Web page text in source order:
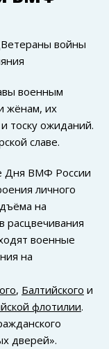
Ветераны войны
военным
жёнам, их
тоску ожиданий.
славе.
Дня ВМФ России
личного
на
расцвечивания
военные
на
, Балтийского и
флотилии.
дверей».